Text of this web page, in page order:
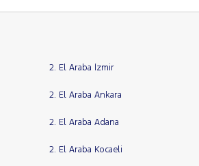
2. El Araba İzmir
2. El Araba Ankara
2. El Araba Adana
2. El Araba Kocaeli